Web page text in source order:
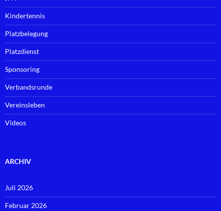
Kindertennis
Platzbelegung
Platzdienst
Sponsoring
Verbandsrunde
Vereinsleben
Videos
ARCHIV
Juli 2026
Februar 2026